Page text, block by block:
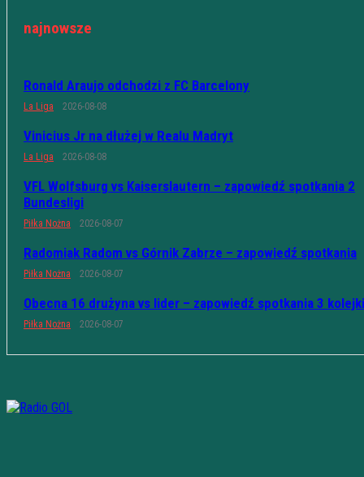
najnowsze
Ronald Araujo odchodzi z FC Barcelony
La Liga 2026-08-08
Vinicius Jr na dłużej w Realu Madryt
La Liga 2026-08-08
VFL Wolfsburg vs Kaiserslautern – zapowiedź spotkania 2
Bundesligi
Piłka Nożna 2026-08-07
Radomiak Radom vs Górnik Zabrze – zapowiedź spotkania
Piłka Nożna 2026-08-07
Obecna 16 drużyna vs lider – zapowiedź spotkania 3 kolejki
Piłka Nożna 2026-08-07